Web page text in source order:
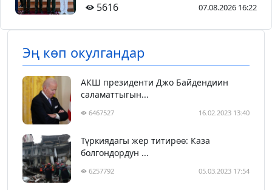
5616
07.08.2026 16:22
Эң көп окулгандар
АКШ президенти Джо Байдендиин
саламаттыгын...
6467527 16.02.2023 13:40
Түркиядагы жер титирөө: Каза
болгондордун ...
6257792 05.03.2023 17:54